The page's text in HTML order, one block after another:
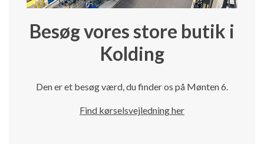
Besøg vores store butik i
Kolding
Den er et besøg værd, du finder os på Mønten 6.
Find kørselsvejledning her